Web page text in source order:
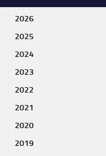
2026
2025
2024
2023
2022
2021
2020
2019